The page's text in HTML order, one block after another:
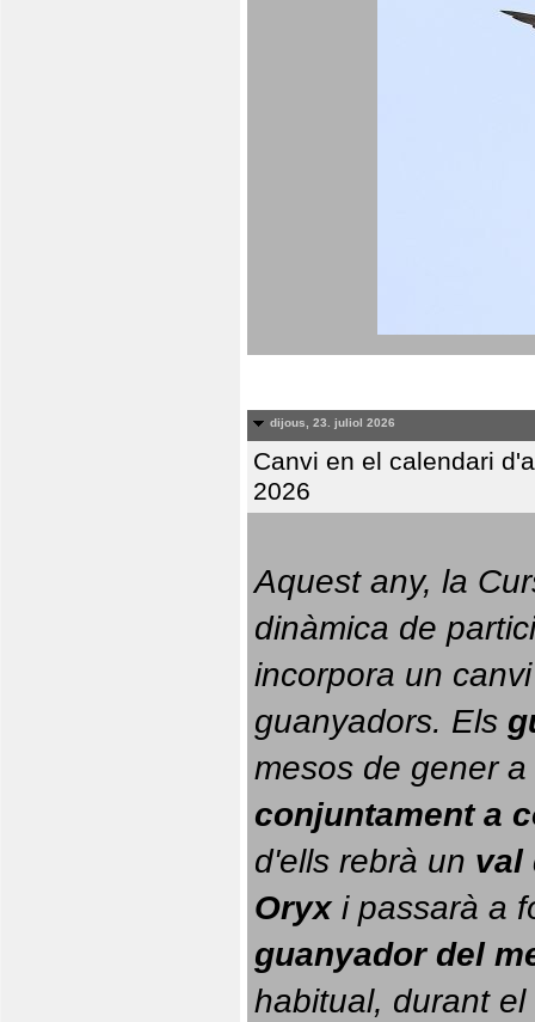
dijous, 23. juliol 2026
Canvi en el calendari
2026
Aquest any, la
dinàmica de
incorpora un
guanyadors. Els
conjuntament a
d'ells rebrà un val
Oryx i passarà a
guanyador del
habitual, durant el